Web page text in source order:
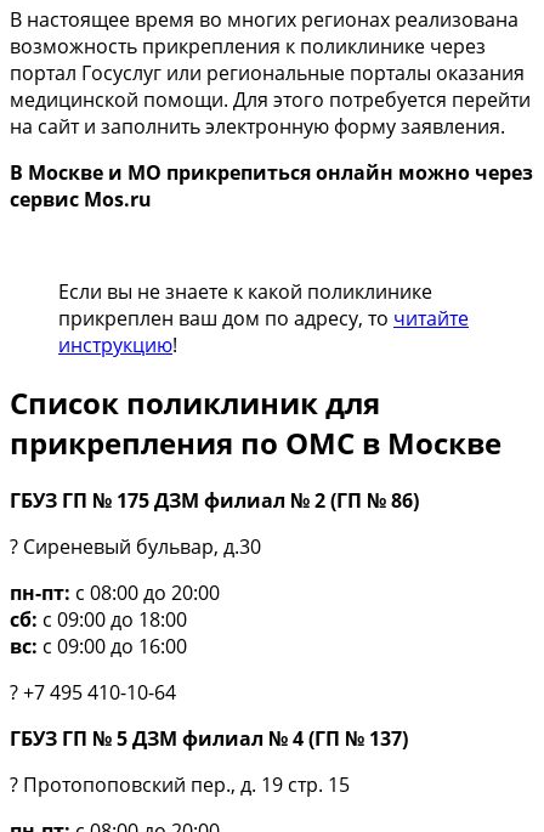
В настоящее время во многих регионах реализована
возможность прикрепления к поликлинике через
портал Госуслуг или региональные порталы оказания
медицинской помощи. Для этого потребуется перейти
на сайт и заполнить электронную форму заявления.
В Москве и МО прикрепиться онлайн можно через
сервис Mos.ru
Если вы не знаете к какой поликлинике
прикреплен ваш дом по адресу, то читайте
инструкцию!
Список поликлиник для
прикрепления по ОМС в Москве
ГБУЗ ГП № 175 ДЗМ филиал № 2 (ГП № 86)
? Сиреневый бульвар, д.30
пн-пт: с 08:00 до 20:00
сб: с 09:00 до 18:00
вс: с 09:00 до 16:00
? +7 495 410-10-64
ГБУЗ ГП № 5 ДЗМ филиал № 4 (ГП № 137)
? Протопоповский пер., д. 19 стр. 15